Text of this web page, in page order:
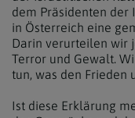
dem Präsidenten der
in Österreich eine
Darin verurteilen wir
Terror und Gewalt.
tun, was den Frieden
Ist diese Erklärung